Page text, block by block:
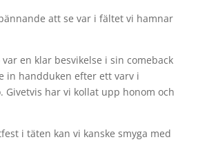
att se var i fältet vi hamnar
en klar besvikelse i sin comeback
in handduken efter ett varv i
Givetvis har vi kollat upp honom och
i täten kan vi kanske smyga med